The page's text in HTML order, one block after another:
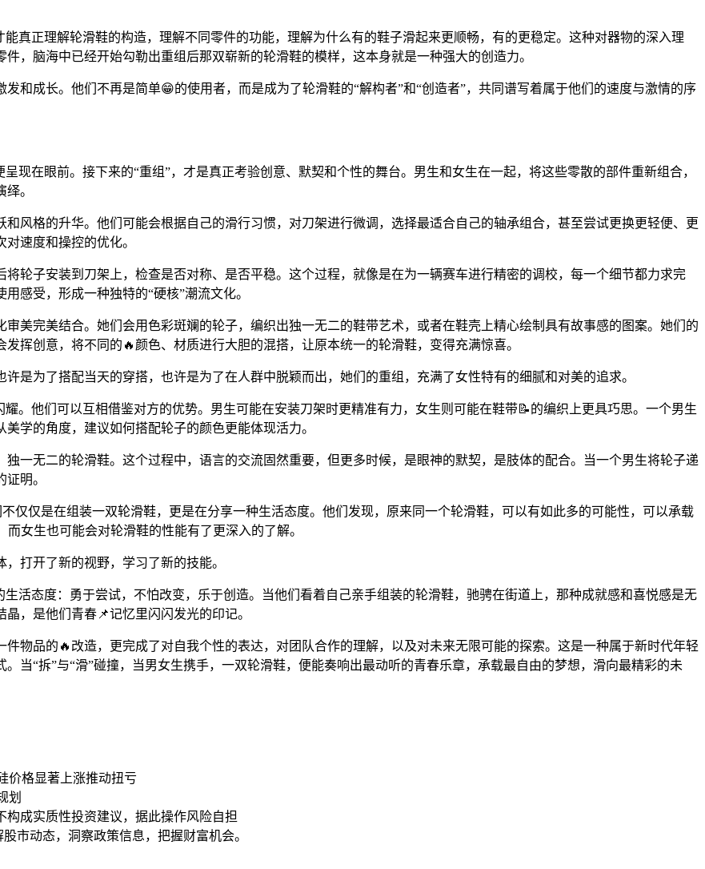
真正理解轮滑鞋的构造，理解不同零件的功能，理解为什么有的鞋子滑起来更顺畅，有的更稳定。这种对器物的深入理
，脑海中已经开始勾勒出重组后那双崭新的轮滑鞋的模样，这本身就是一种强大的创造力。
和成长。他们不再是简单😁的使用者，而是成为了轮滑鞋的“解构者”和“创造者”，共同谱写着属于他们的速度与激情的序
现在眼前。接下来的“重组”，才是真正考验创意、默契和个性的舞台。男生和女生在一起，将这些零散的部件重新组合，
。
风格的升华。他们可能会根据自己的滑行习惯，对刀架进行微调，选择最适合自己的轴承组合，甚至尝试更换更轻便、更
速度和操控的优化。
轮子安装到刀架上，检查是否对称、是否平稳。这个过程，就像是在为一辆赛车进行精密的调校，每一个细节都力求完
感受，形成一种独特的“硬核”潮流文化。
美完美结合。她们会用色彩斑斓的轮子，编织出独一无二的鞋带艺术，或者在鞋壳上精心绘制具有故事感的图案。她们的
挥创意，将不同的🔥颜色、材质进行大胆的混搭，让原本统一的轮滑鞋，变得充满惊喜。
是为了搭配当天的穿搭，也许是为了在人群中脱颖而出，她们的重组，充满了女性特有的细腻和对美的追求。
。他们可以互相借鉴对方的优势。男生可能在安装刀架时更精准有力，女生则可能在鞋带📝的编织上更具巧思。一个男生
学的角度，建议如何搭配轮子的颜色更能体现活力。
一无二的轮滑鞋。这个过程中，语言的交流固然重要，但更多时候，是眼神的默契，是肢体的配合。当一个男生将轮子递
明。
仅仅是在组装一双轮滑鞋，更是在分享一种生活态度。他们发现，原来同一个轮滑鞋，可以有如此多的可能性，可以承载
女生也可能会对轮滑鞋的性能有了更深入的了解。
打开了新的视野，学习了新的技能。
活态度：勇于尝试，不怕改变，乐于创造。当他们看着自己亲手组装的轮滑鞋，驰骋在街道上，那种成就感和喜悦感是无
，是他们青春📌记忆里闪闪发光的印记。
物品的🔥改造，更完成了对自我个性的表达，对团队合作的理解，以及对未来无限可能的探索。这是一种属于新时代年轻
当“拆”与“滑”碰撞，当男女生携手，一双轮滑鞋，便能奏响出最动听的青春乐章，承载最自由的梦想，滑向最精彩的未
价格显著上涨推动扭亏
划
成实质性投资建议，据此操作风险自担
市动态，洞察政策信息，把握财富机会。